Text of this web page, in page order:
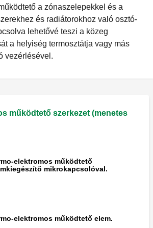
a zónaszelepekkel és a
és radiátorokhoz való osztó-
lehetővé teszi a közeg
a helyiség termosztátja vagy más
vezérlésével.
működtető szerkezet (menetes
elektromos működtető
mikrokapcsolóval.
elektromos működtető elem.